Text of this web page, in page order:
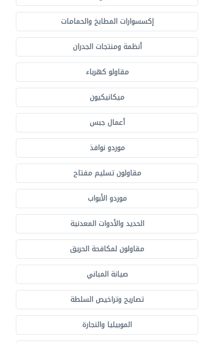
إكسسوارات المطابخ والحمامات
أنظمة ومنتجات الجدران
مقاولو كهرباء
ميكانيكيون
أعمال جبس
موردو نوافذ
مقاولون تسليم مفتاح
موردو الأبواب
الحديد والأدوات المعدنية
مقاولون لمكافحة الحريق
صيانة المباني
تصاريح وتراخيص السلطة
الموبيليا والنجارة